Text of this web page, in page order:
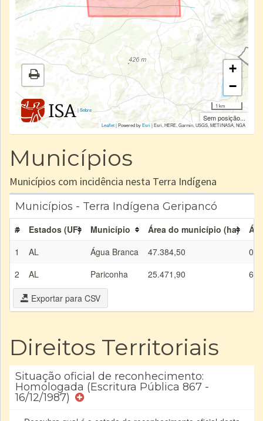
|Sobre
+
−
1 km
Sem posição...
Leaflet| Powered byEsri|Esri, HERE, Garmin, USGS, METI/NASA, NGA
Municípios
Municípios com incidência nesta Terra Indígena
Municípios - Terra Indígena Geripancó
# Estados (UF) Município Área do município (ha)
1
AL Água Branca 47.384,50
2
AL Pariconha 25.471,90
Exportar para CSV
Direitos Territoriais
Situação oficial de reconhecimento:
Homologada (Escritura Pública 867 -
16/12/1987)